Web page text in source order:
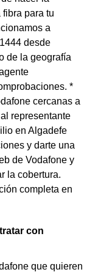
para tu
a
desde
de la geografía
*
cercanas a
representante
en Algadefe
y darte una
de Vodafone y
la cobertura.
completa en
con
que quieren